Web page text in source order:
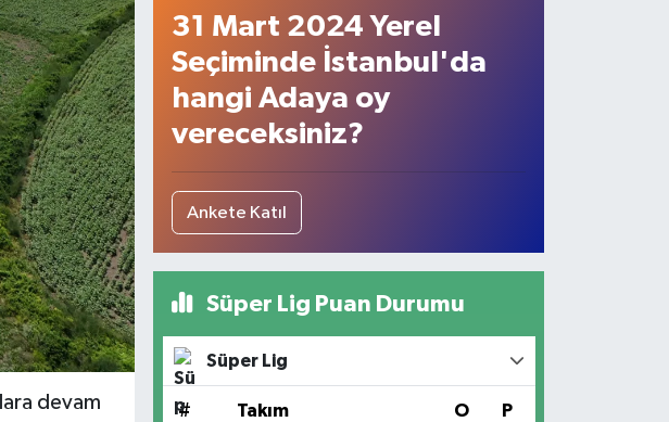
devam
31 Mart 2024 Yerel
Seçiminde İstanbul'da
hangi Adaya oy
vereceksiniz?
Ankete Katıl
Süper Lig Puan Durumu
Süper Lig
# Takım O P